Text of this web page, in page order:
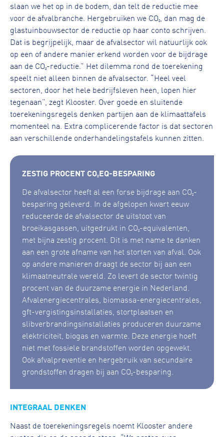
slaan we het op in de bodem, dan telt de reductie mee
voor de afvalbranche. Hergebruiken we CO₂, dan mag de
glastuinbouwsector de reductie op haar conto schrijven.
Dat is begrijpelijk, maar de afvalsector wil natuurlijk ook
op een of andere manier erkend worden voor de bijdrage
aan de CO₂-reductie.” Het dilemma rond de toerekening
speelt niet alleen binnen de afvalsector. “Heel veel
sectoren, door het hele bedrijfsleven heen, lopen hier
tegenaan”, zegt Klooster. Over goede en sluitende
toerekeningsregels denken partijen aan de klimaattafels
momenteel na. Extra complicerende factor is dat sectoren
aan verschillende onderhandelingstafels kunnen zitten.
ZESTIG PROCENT CO₂EQ-BESPARING
De afvalsector heeft al een forse bijdrage aan CO₂-
besparing geleverd. In de afgelopen kwart eeuw
reduceerde de afvalsector de uitstoot van
broeikasgassen, uitgedrukt in CO₂-equivalenten,
met bijna zestig procent. Dit is met name te danken
aan een grote afname van het storten van afval. Ook
op andere manieren draagt de sector bij aan een
klimaatneutrale wereld. Zo levert de sector twintig
procent van de duurzame energie in Nederland.
Afvalenergiecentrales, biomassa-energiecentrales,
gft-vergistingsinstallaties, stortplaatsen en
slibverbrandingsinstallaties produceren duurzame
elektriciteit, biogas en warmte. Deze energie hoeft
niet met fossiele brandstoffen worden opgewekt.
Ook afvalpreventie en hergebruik van secundaire
grondstoffen dragen bij aan CO₂-besparing.
INTEGRAAL DENKEN
Naast de toerekeningsregels noemt Klooster andere